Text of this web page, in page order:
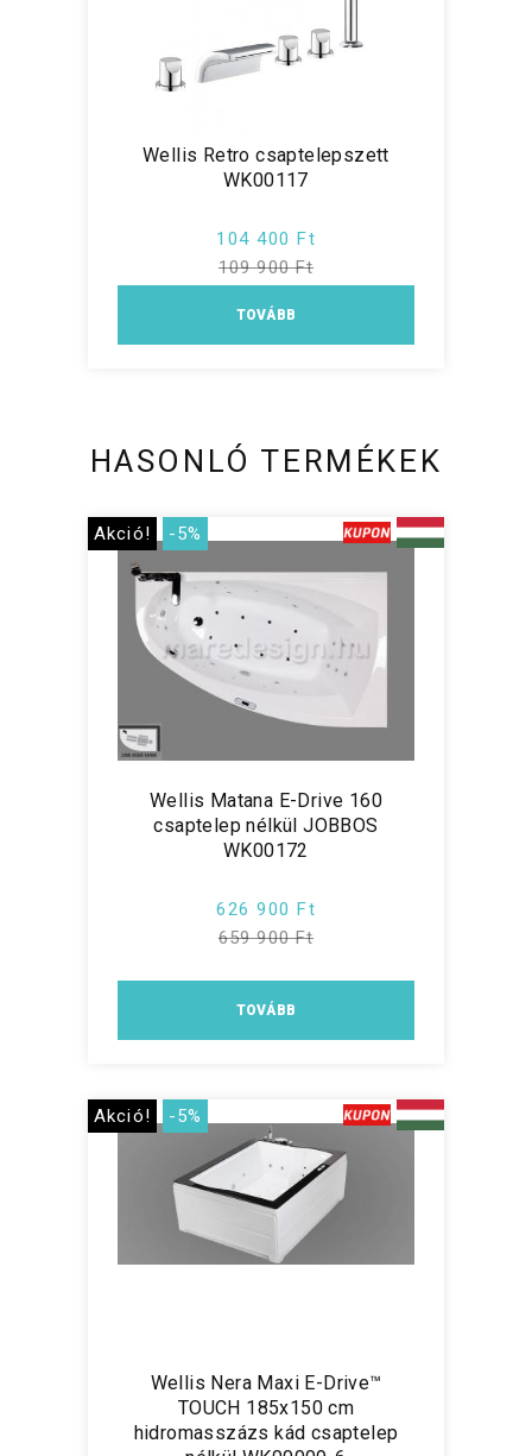
Wellis Retro csaptelepszett
WK00117
104 400 Ft
109 900 Ft
TOVÁBB
HASONLÓ TERMÉKEK
Akció! -5%
Wellis Matana E-Drive 160
csaptelep nélkül JOBBOS
WK00172
626 900 Ft
659 900 Ft
TOVÁBB
Akció! -5%
Wellis Nera Maxi E-Drive™
TOUCH 185x150 cm
hidromasszázs kád csaptelep